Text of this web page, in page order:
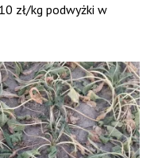
zł/kg podwyżki w